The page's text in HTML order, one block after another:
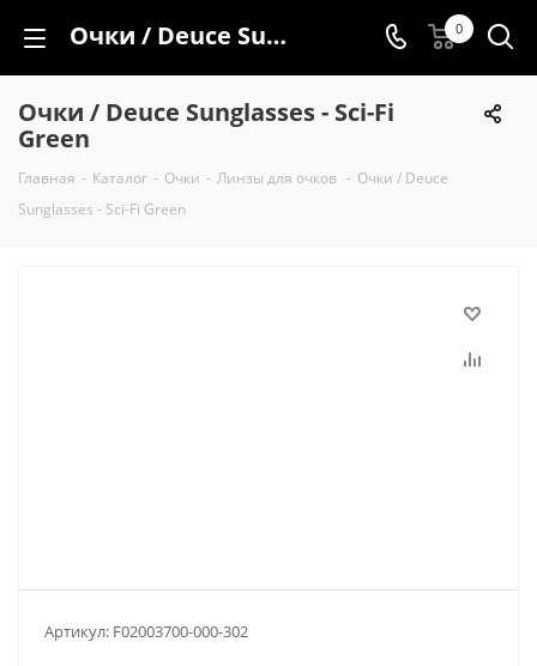
Очки / Deuce Sunglasses - Sci-Fi Green 0
Очки / Deuce Sunglasses - Sci-Fi
Green
Главная - Каталог - Очки - Линзы для очков - Очки / Deuce
Sunglasses - Sci-Fi Green
Артикул: F02003700-000-302